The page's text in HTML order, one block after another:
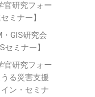
研究フォー
ミナー】
GIS研究会
セミナー 】
研究フォー
る災害支援
ン・セミナ